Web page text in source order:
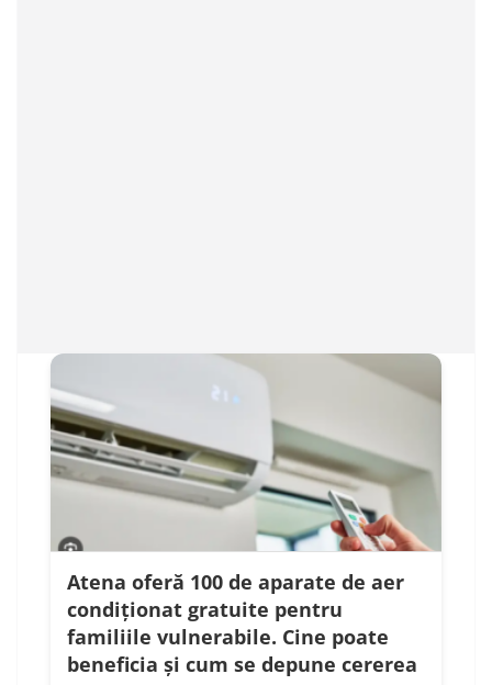
Atena oferă 100 de aparate de aer
condiționat gratuite pentru
familiile vulnerabile. Cine poate
beneficia și cum se depune cererea